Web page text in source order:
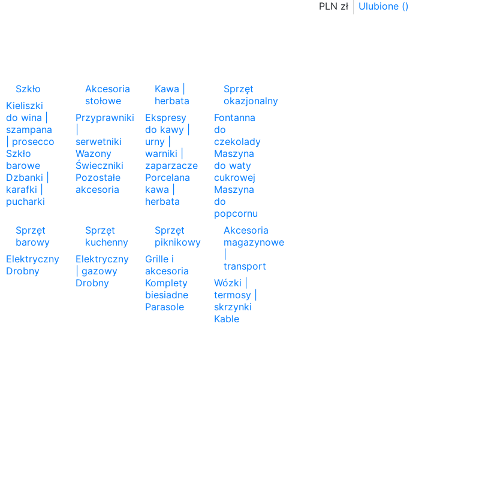
PLN zł Ulubione ()
Szkło
Kieliszki
do wina |
szampana
| prosecco
Szkło
barowe
Dzbanki |
karafki |
pucharki
Akcesoria
stołowe
Przyprawniki
serwetniki
Wazony
Świeczniki
Pozostałe
akcesoria
Kawa |
herbata
Ekspresy
do kawy |
urny |
warniki |
zaparzacze
Porcelana
kawa |
herbata
Sprzęt
okazjonalny
Fontanna
do
czekolady
Maszyna
do waty
cukrowej
Maszyna
do
popcornu
Sprzęt
barowy
Elektryczny
Drobny
Sprzęt
kuchenny
Elektryczny
| gazowy
Drobny
Sprzęt
piknikowy
Grille i
akcesoria
Komplety
biesiadne
Parasole
Akcesoria
magazynowe
transport
Wózki |
termosy |
skrzynki
Kable